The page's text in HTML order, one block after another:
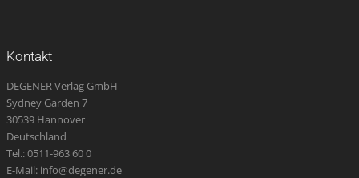
Kontakt
DEGENER Verlag GmbH
Sydney Garden 7
30539 Hannover
Deutschland
Tel.: 0511-963 60 0
E-Mail: info@degener.de